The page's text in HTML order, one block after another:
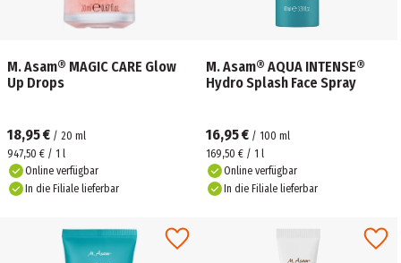
M. Asam® MAGIC CARE Glow
Up Drops
18,95 € / 20 ml
947,50 € / 1 l
Online verfügbar
In die Filiale lieferbar
M. Asam® AQUA INTENSE®
Hydro Splash Face Spray
16,95 € / 100 ml
169,50 € / 1 l
Online verfügbar
In die Filiale lieferbar